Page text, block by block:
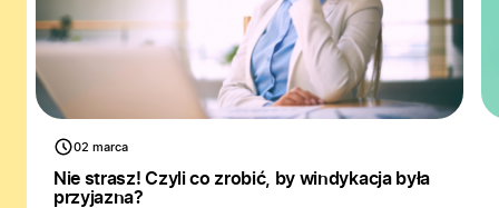
02 marca
Nie strasz! Czyli co zrobić, by windykacja była
przyjazna?